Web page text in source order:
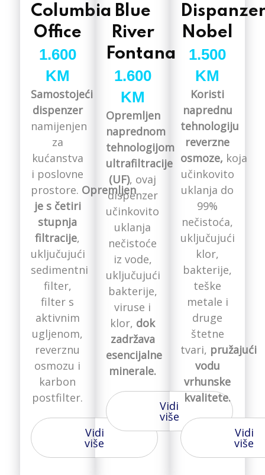
Columbia
Office
1.600
KM
Samostojeći
dispenzer
namijenjen
za
kućanstva
i poslovne
prostore. Opremljen
je s četiri
stupnja
filtracije,
uključujući
sedimentni
filter,
filter s
aktivnim
ugljenom,
reverznu
osmozu i
karbon
postfilter.
Vidi
više
Blue
River
Fontana
1.600
KM
Opremljen
naprednom
tehnologijom
ultrafiltracije
(UF), ovaj
dispenzer
učinkovito
uklanja
nečistoće
iz vode,
uključujući
bakterije,
viruse i
klor, dok
zadržava
esencijalne
minerale.
Vidi
više
Nobel
1.500
KM
Koristi
naprednu
tehnologiju
reverzne
osmoze, koja
učinkovito
uklanja do
99%
nečistoća,
uključujući
klor,
bakterije,
teške
metale i
druge
štetne
tvari, pružajući
vodu
vrhunske
kvalitete.
Vidi
više